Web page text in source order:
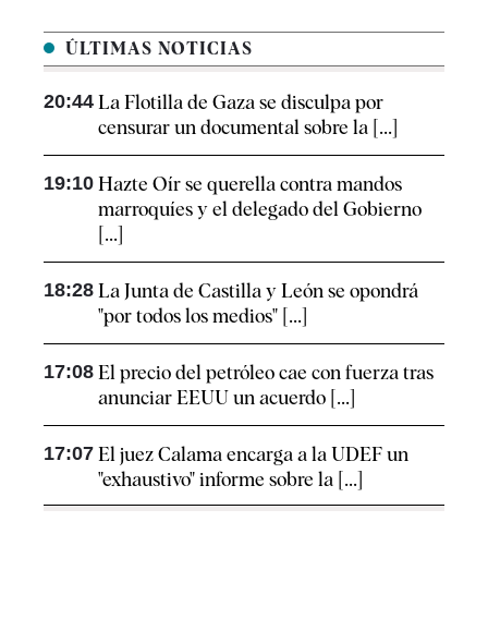
ÚLTIMAS NOTICIAS
20:44 La Flotilla de Gaza se disculpa por
censurar un documental sobre la [...]
19:10 Hazte Oír se querella contra mandos
marroquíes y el delegado del Gobierno
[...]
18:28 La Junta de Castilla y León se opondrá
"por todos los medios" [...]
17:08 El precio del petróleo cae con fuerza tras
anunciar EEUU un acuerdo [...]
17:07 El juez Calama encarga a la UDEF un
"exhaustivo" informe sobre la [...]